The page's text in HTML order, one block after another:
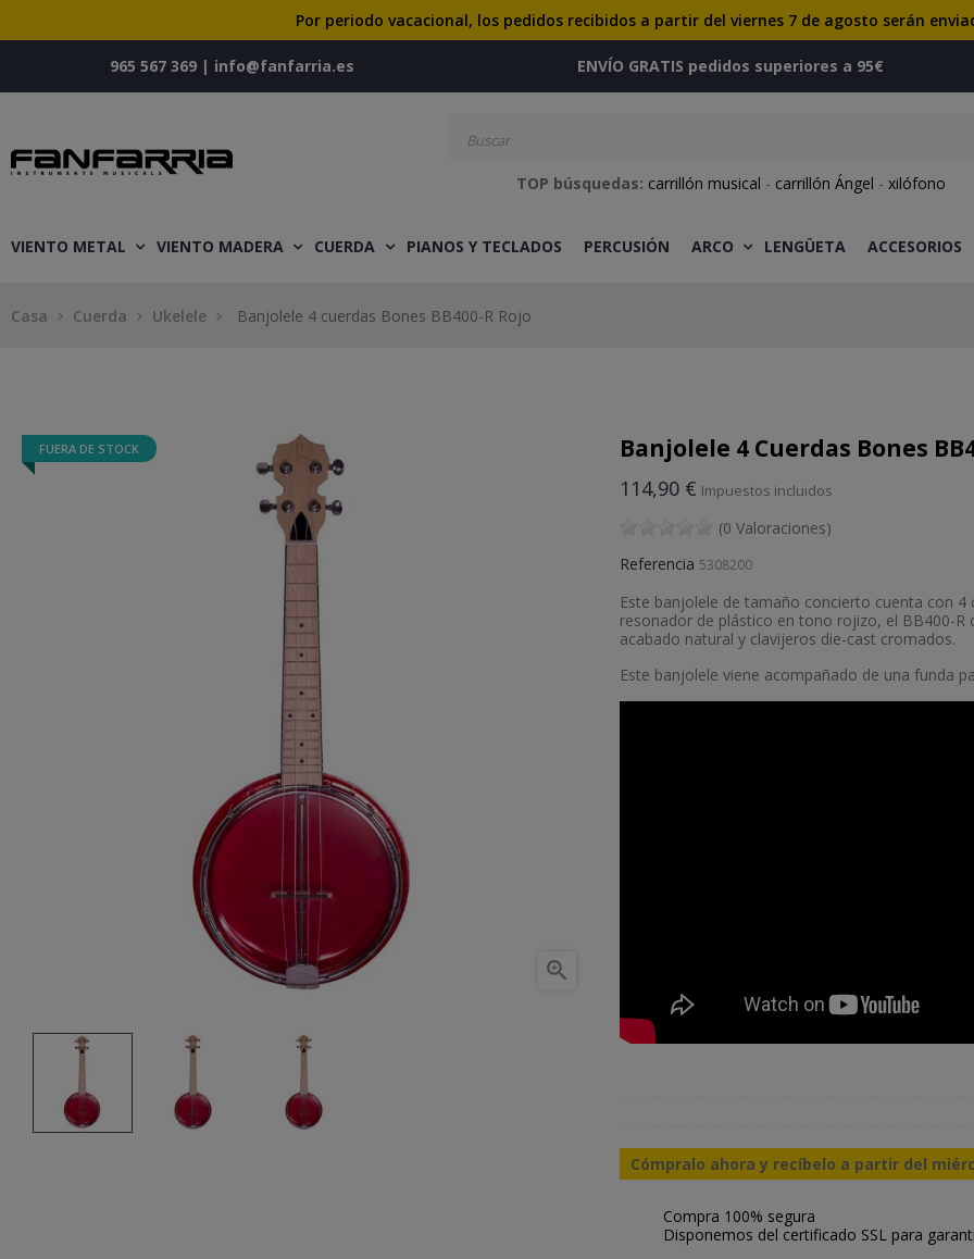
Por periodo vacacional, los pedidos recibidos a partir del viernes 7 de agosto serán
965 567 369 | info@fanfarria.es ENVÍO GRATIS pedidos superiores a 95€
TOP búsquedas: carrillón musical - carrillón Ángel - xilófono
VIENTO METAL VIENTO MADERA CUERDA PIANOS Y TECLADOS PERCUSIÓN ARCO LENGÜETA ACCESORIOS
Casa Cuerda Ukelele Banjolele 4 cuerdas Bones BB400-R Rojo
FUERA DE STOCK

Banjolele 4 Cuerdas Bones
114,90 € Impuestos incluidos
(0 Valoraciones)
Referencia 5308200
Este banjolele de tamaño concierto cuenta con
resonador de plástico en tono rojizo, el BB400-
acabado natural y clavijeros die-cast cromados.
Este banjolele viene acompañado de una
Cómpralo ahora y recíbelo a partir del
Compra 100% segura
Disponemos del certificado SSL para